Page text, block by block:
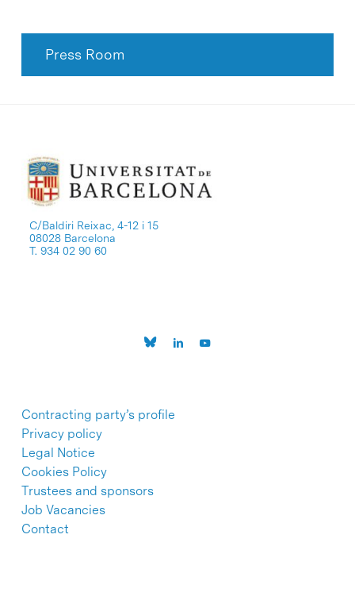
Press Room
C/Baldiri Reixac, 4-12 i 15
08028 Barcelona
T. 934 02 90 60
Contracting party’s profile
Privacy policy
Legal Notice
Cookies Policy
Trustees and sponsors
Job Vacancies
Contact